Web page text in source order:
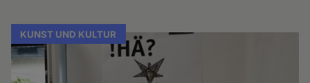
KUNST UND KULTUR